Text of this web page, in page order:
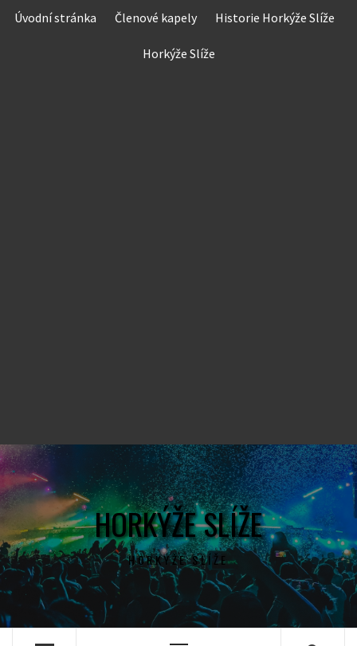
Skip
Úvodní stránka Členové kapely Historie Horkýže Slíže
Horkýže Slíže
HORKÝŽE SLÍŽE
HORKÝŽE SLÍŽE